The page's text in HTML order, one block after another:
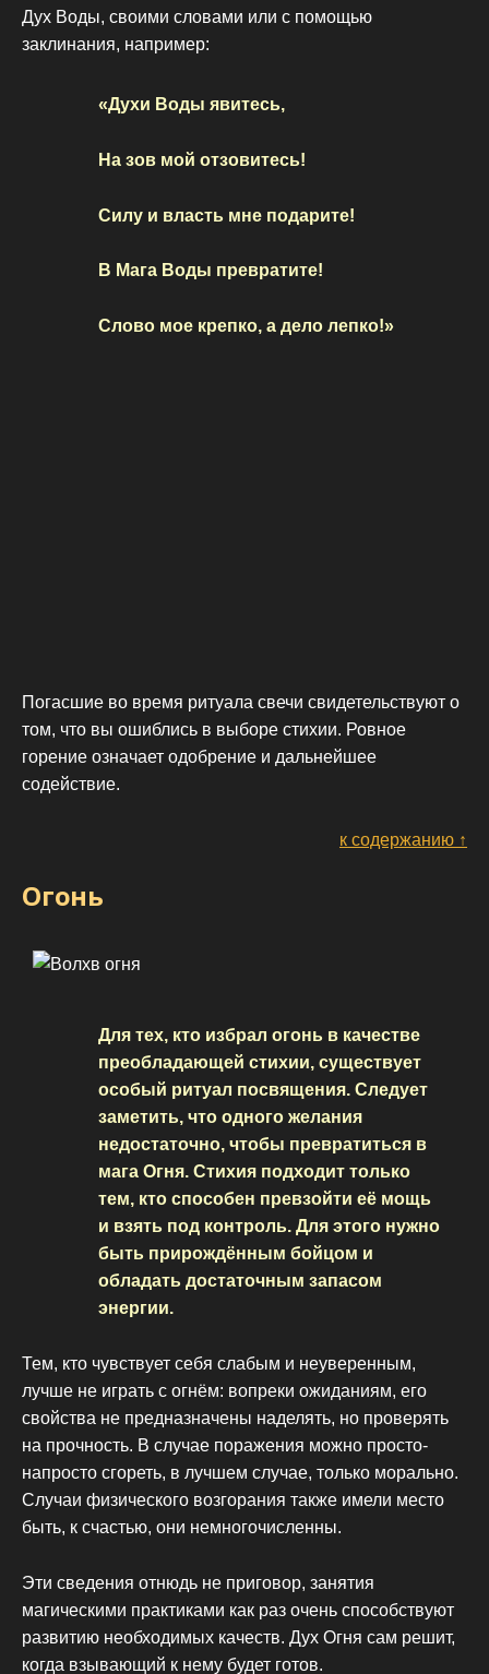
Дух Воды, своими словами или с помощью
заклинания, например:
«Духи Воды явитесь,
На зов мой отзовитесь!
Силу и власть мне подарите!
В Мага Воды превратите!
Слово мое крепко, а дело лепко!»
Погасшие во время ритуала свечи свидетельствуют о
том, что вы ошиблись в выборе стихии. Ровное
горение означает одобрение и дальнейшее
содействие.
к содержанию ↑
Огонь
Для тех, кто избрал огонь в качестве
преобладающей стихии, существует
особый ритуал посвящения. Следует
заметить, что одного желания
недостаточно, чтобы превратиться в
мага Огня. Стихия подходит только
тем, кто способен превзойти её мощь
и взять под контроль. Для этого нужно
быть прирождённым бойцом и
обладать достаточным запасом
энергии.
Тем, кто чувствует себя слабым и неуверенным,
лучше не играть с огнём: вопреки ожиданиям, его
свойства не предназначены наделять, но проверять
на прочность. В случае поражения можно просто-
напросто сгореть, в лучшем случае, только морально.
Случаи физического возгорания также имели место
быть, к счастью, они немногочисленны.
Эти сведения отнюдь не приговор, занятия
магическими практиками как раз очень способствуют
развитию необходимых качеств. Дух Огня сам решит,
когда взывающий к нему будет готов.